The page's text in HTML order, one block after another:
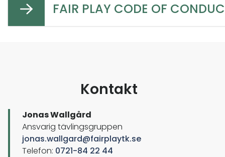
FAIR PLAY CODE OF
Kontakt
Jonas Wallgård
Ansvarig tävlingsgruppen
jonas.wallgard@fairplaytk.se
Telefon: 0721-84 22 44